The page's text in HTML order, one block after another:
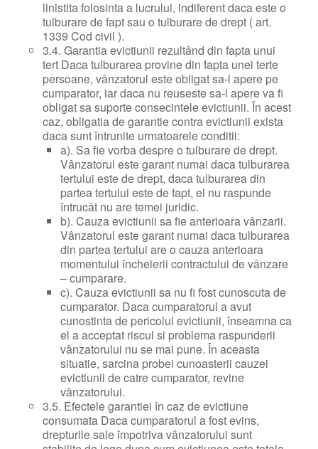
linistita folosinta a lucrului, indiferent daca este o
tulburare de fapt sau o tulburare de drept ( art.
1339 Cod civil ).
3.4. Garantia evictiunii rezultând din fapta unui
tert Daca tulburarea provine din fapta unei terte
persoane, vânzatorul este obligat sa-l apere pe
cumparator, iar daca nu reuseste sa-l apere va fi
obligat sa suporte consecintele evictiunii. În acest
caz, obligatia de garantie contra evictiunii exista
daca sunt întrunite urmatoarele conditii:
a). Sa fie vorba despre o tulburare de drept.
Vânzatorul este garant numai daca tulburarea
tertului este de drept, daca tulburarea din
partea tertului este de fapt, el nu raspunde
întrucât nu are temei juridic.
b). Cauza evictiunii sa fie anterioara vânzarii.
Vânzatorul este garant numai daca tulburarea
din partea tertului are o cauza anterioara
momentului încheierii contractului de vânzare
– cumparare.
c). Cauza evictiunii sa nu fi fost cunoscuta de
cumparator. Daca cumparatorul a avut
cunostinta de pericolul evictiunii, înseamna ca
el a acceptat riscul si problema raspunderii
vânzatorului nu se mai pune. În aceasta
situatie, sarcina probei cunoasterii cauzei
evictiunii de catre cumparator, revine
vânzatorului.
3.5. Efectele garantiei în caz de evictiune
consumata Daca cumparatorul a fost evins,
drepturile sale împotriva vânzatorului sunt